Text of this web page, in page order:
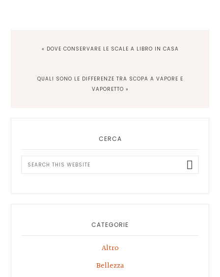
PREVIOUS
« DOVE CONSERVARE LE SCALE A LIBRO IN CASA
NEXT
QUALI SONO LE DIFFERENZE TRA SCOPA A VAPORE E
VAPORETTO »
CERCA
Search
this
CATEGORIE
Altro
Bellezza